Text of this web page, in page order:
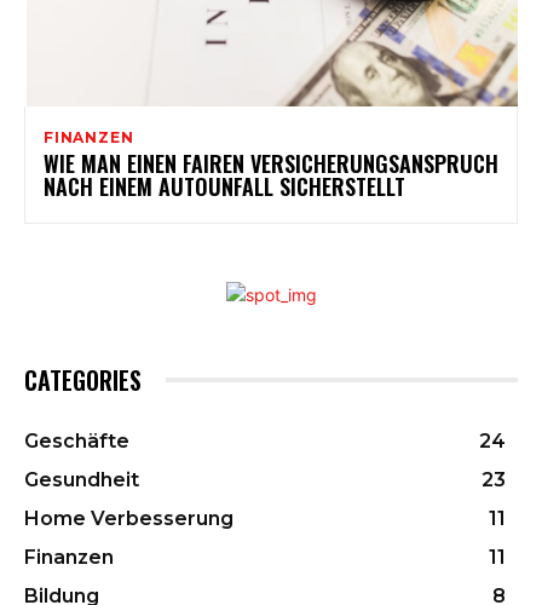
FINANZEN
WIE MAN EINEN FAIREN VERSICHERUNGSANSPRUCH
NACH EINEM AUTOUNFALL SICHERSTELLT
CATEGORIES
Geschäfte
24
Gesundheit
23
Home Verbesserung
11
Finanzen
11
Bildung
8